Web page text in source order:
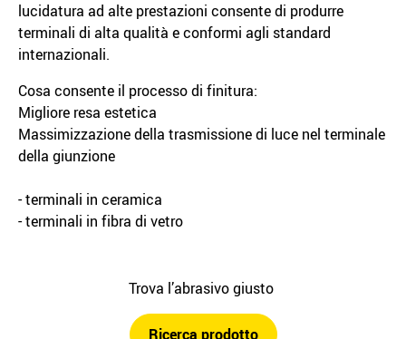
lucidatura ad alte prestazioni consente di produrre
terminali di alta qualità e conformi agli standard
internazionali.
Cosa consente il processo di finitura:
Migliore resa estetica
Massimizzazione della trasmissione di luce nel terminale
della giunzione
- terminali in ceramica
- terminali in fibra di vetro
Trova l’abrasivo giusto
Ricerca prodotto